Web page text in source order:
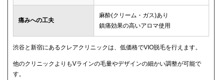
痛みへの工夫
麻酔(クリーム・ガス)あり
鎮痛効果の高いアロマ使用
渋谷と新宿にあるクレアクリニックは、低価格でVIO脱毛を行えます。
他のクリニックよりもVラインの毛量やデザインの細かい調整が可能で
す。